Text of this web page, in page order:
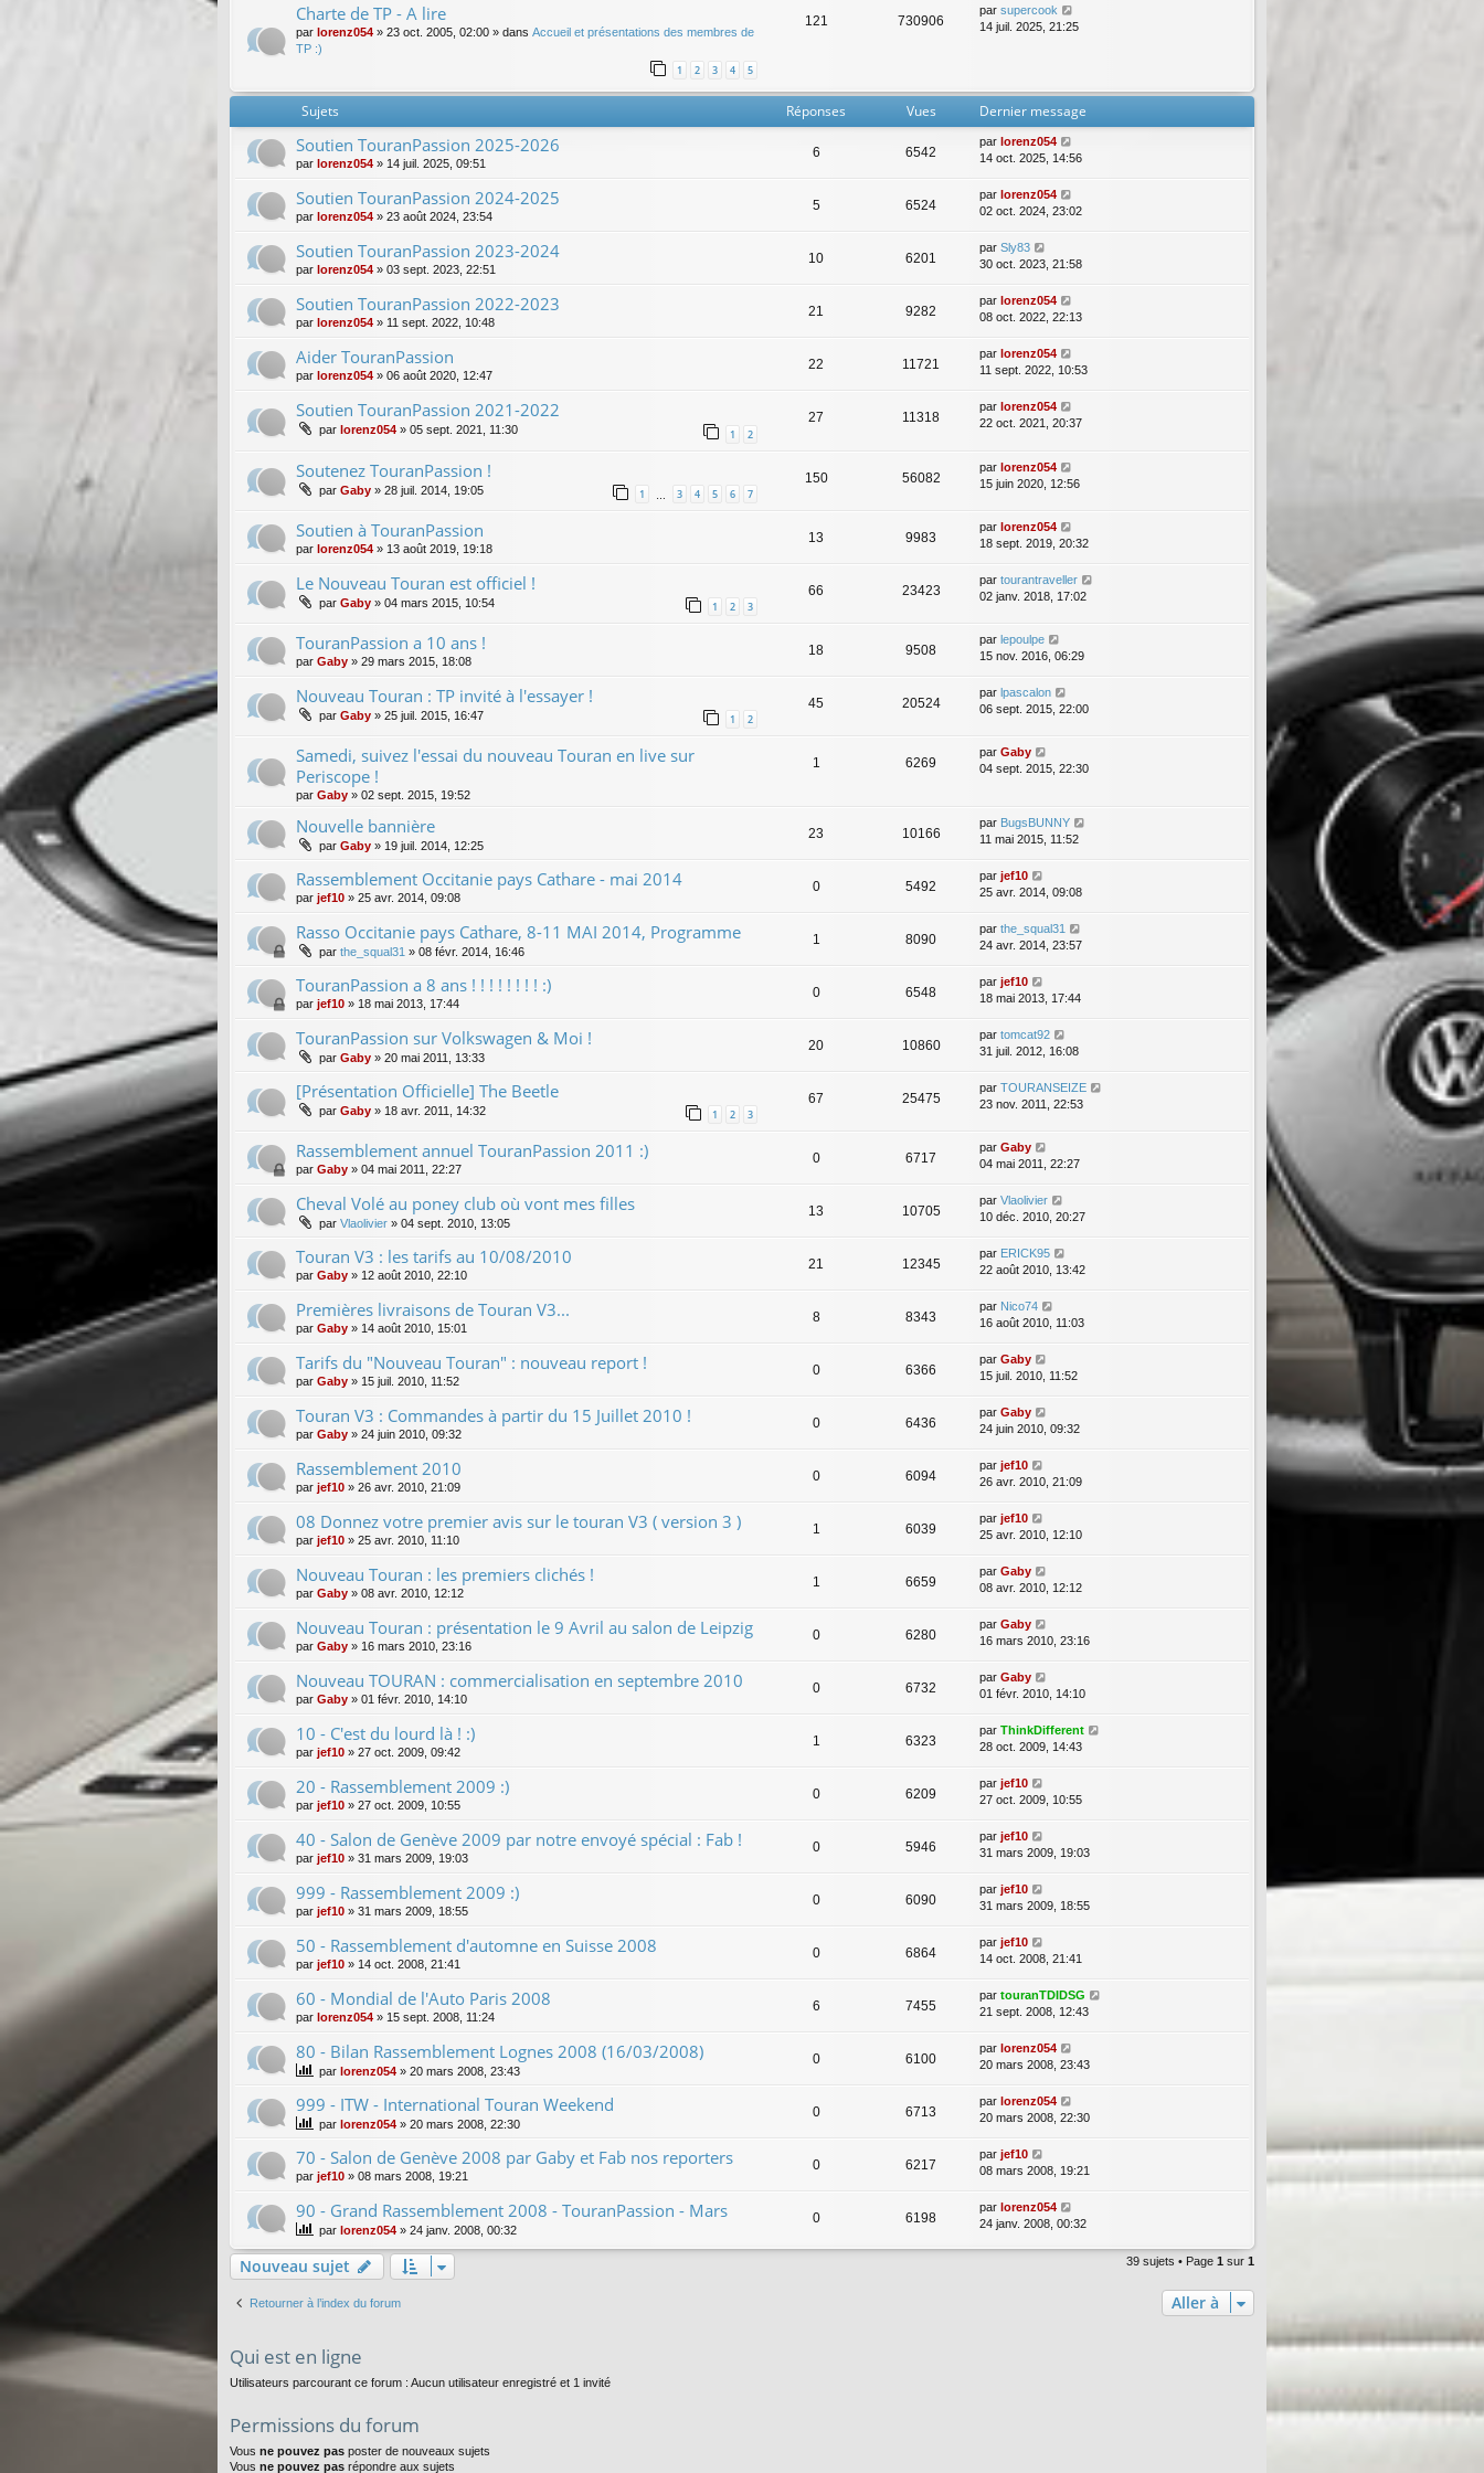
Charte de TP - A lire
par lorenz054 » 23 oct. 2005, 02:00 » dans Accueil et présentations des membres de
TP :)
1 2 3 4 5
121 730906
par supercook
14 juil. 2025, 21:25
Sujets Réponses Vues Dernier message
Soutien TouranPassion 2025-2026
par lorenz054 » 14 juil. 2025, 09:51
6 6542
par lorenz054
14 oct. 2025, 14:56
Soutien TouranPassion 2024-2025
par lorenz054 » 23 août 2024, 23:54
5 6524
par lorenz054
02 oct. 2024, 23:02
Soutien TouranPassion 2023-2024
par lorenz054 » 03 sept. 2023, 22:51
10 6201
par Sly83
30 oct. 2023, 21:58
Soutien TouranPassion 2022-2023
par lorenz054 » 11 sept. 2022, 10:48
21 9282
par lorenz054
08 oct. 2022, 22:13
Aider TouranPassion
par lorenz054 » 06 août 2020, 12:47
22 11721
par lorenz054
11 sept. 2022, 10:53
Soutien TouranPassion 2021-2022
par lorenz054 » 05 sept. 2021, 11:30 1 2
27 11318
par lorenz054
22 oct. 2021, 20:37
Soutenez TouranPassion !
par Gaby » 28 juil. 2014, 19:05 1 3 4 5 6 7
150 56082
par lorenz054
15 juin 2020, 12:56
Soutien à TouranPassion
par lorenz054 » 13 août 2019, 19:18
13 9983
par lorenz054
18 sept. 2019, 20:32
Le Nouveau Touran est officiel !
par Gaby » 04 mars 2015, 10:54 1 2 3
66 23423
par tourantraveller
02 janv. 2018, 17:02
TouranPassion a 10 ans !
par Gaby » 29 mars 2015, 18:08
18 9508
par lepoulpe
15 nov. 2016, 06:29
Nouveau Touran : TP invité à l'essayer !
par Gaby » 25 juil. 2015, 16:47 1 2
45 20524
par lpascalon
06 sept. 2015, 22:00
Samedi, suivez l'essai du nouveau Touran en live sur
Periscope !
par Gaby » 02 sept. 2015, 19:52
1 6269
par Gaby
04 sept. 2015, 22:30
Nouvelle bannière
par Gaby » 19 juil. 2014, 12:25
23 10166
par BugsBUNNY
11 mai 2015, 11:52
Rassemblement Occitanie pays Cathare - mai 2014
par jef10 » 25 avr. 2014, 09:08
0 5492
par jef10
25 avr. 2014, 09:08
Rasso Occitanie pays Cathare, 8-11 MAI 2014, Programme
par the_squal31 » 08 févr. 2014, 16:46
1 8090
par the_squal31
24 avr. 2014, 23:57
TouranPassion a 8 ans ! ! ! ! ! ! ! ! :)
par jef10 » 18 mai 2013, 17:44
0 6548
par jef10
18 mai 2013, 17:44
TouranPassion sur Volkswagen & Moi !
par Gaby » 20 mai 2011, 13:33
20 10860
par tomcat92
31 juil. 2012, 16:08
[Présentation Officielle] The Beetle
par Gaby » 18 avr. 2011, 14:32 1 2 3
67 25475
par TOURANSEIZE
23 nov. 2011, 22:53
Rassemblement annuel TouranPassion 2011 :)
par Gaby » 04 mai 2011, 22:27
0 6717
par Gaby
04 mai 2011, 22:27
Cheval Volé au poney club où vont mes filles
par Vlaolivier » 04 sept. 2010, 13:05
13 10705
par Vlaolivier
10 déc. 2010, 20:27
Touran V3 : les tarifs au 10/08/2010
par Gaby » 12 août 2010, 22:10
21 12345
par ERICK95
22 août 2010, 13:42
Premières livraisons de Touran V3...
par Gaby » 14 août 2010, 15:01
8 8343
par Nico74
16 août 2010, 11:03
Tarifs du "Nouveau Touran" : nouveau report !
par Gaby » 15 juil. 2010, 11:52
0 6366
par Gaby
15 juil. 2010, 11:52
Touran V3 : Commandes à partir du 15 Juillet 2010 !
par Gaby » 24 juin 2010, 09:32
0 6436
par Gaby
24 juin 2010, 09:32
Rassemblement 2010
par jef10 » 26 avr. 2010, 21:09
0 6094
par jef10
26 avr. 2010, 21:09
08 Donnez votre premier avis sur le touran V3 ( version 3 )
par jef10 » 25 avr. 2010, 11:10
1 6039
par jef10
25 avr. 2010, 12:10
Nouveau Touran : les premiers clichés !
par Gaby » 08 avr. 2010, 12:12
1 6659
par Gaby
08 avr. 2010, 12:12
Nouveau Touran : présentation le 9 Avril au salon de Leipzig
par Gaby » 16 mars 2010, 23:16
0 6280
par Gaby
16 mars 2010, 23:16
Nouveau TOURAN : commercialisation en septembre 2010
par Gaby » 01 févr. 2010, 14:10
0 6732
par Gaby
01 févr. 2010, 14:10
10 - C'est du lourd là ! :)
par jef10 » 27 oct. 2009, 09:42
1 6323
par ThinkDifferent
28 oct. 2009, 14:43
20 - Rassemblement 2009 :)
par jef10 » 27 oct. 2009, 10:55
0 6209
par jef10
27 oct. 2009, 10:55
40 - Salon de Genève 2009 par notre envoyé spécial : Fab !
par jef10 » 31 mars 2009, 19:03
0 5946
par jef10
31 mars 2009, 19:03
999 - Rassemblement 2009 :)
par jef10 » 31 mars 2009, 18:55
0 6090
par jef10
31 mars 2009, 18:55
50 - Rassemblement d'automne en Suisse 2008
par jef10 » 14 oct. 2008, 21:41
0 6864
par jef10
14 oct. 2008, 21:41
60 - Mondial de l'Auto Paris 2008
par lorenz054 » 15 sept. 2008, 11:24
6 7455
par touranTDIDSG
21 sept. 2008, 12:43
80 - Bilan Rassemblement Lognes 2008 (16/03/2008)
par lorenz054 » 20 mars 2008, 23:43
0 6100
par lorenz054
20 mars 2008, 23:43
999 - ITW - International Touran Weekend
par lorenz054 » 20 mars 2008, 22:30
0 6713
par lorenz054
20 mars 2008, 22:30
70 - Salon de Genève 2008 par Gaby et Fab nos reporters
par jef10 » 08 mars 2008, 19:21
0 6217
par jef10
08 mars 2008, 19:21
90 - Grand Rassemblement 2008 - TouranPassion - Mars
par lorenz054 » 24 janv. 2008, 00:32
0 6198
par lorenz054
24 janv. 2008, 00:32
Nouveau sujet 39 sujets • Page 1 sur 1
Retourner à l’index du forum Aller à
Qui est en ligne
Utilisateurs parcourant ce forum : Aucun utilisateur enregistré et 1 invité
Permissions du forum
Vous ne pouvez pas poster de nouveaux sujets
Vous ne pouvez pas répondre aux sujets